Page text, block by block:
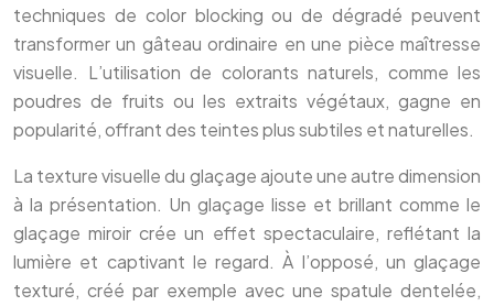
techniques de color blocking ou de dégradé peuvent
transformer un gâteau ordinaire en une pièce maîtresse
visuelle. L’utilisation de colorants naturels, comme les
poudres de fruits ou les extraits végétaux, gagne en
popularité, offrant des teintes plus subtiles et naturelles.
La texture visuelle du glaçage ajoute une autre dimension
à la présentation. Un glaçage lisse et brillant comme le
glaçage miroir crée un effet spectaculaire, reflétant la
lumière et captivant le regard. À l’opposé, un glaçage
texturé, créé par exemple avec une spatule dentelée,